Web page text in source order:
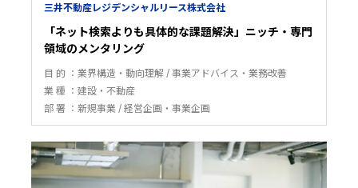
三井不動産レジデンシャルリース株式会社
「ネット検索よりも具体的な課題解決」ニッチ・専門
領域のメンタリング
目 的 業界構造・動向理解
事業アドバイス・業務改善
業 種
建設・不動産
部 署
新規事業 経営企画・事業企画